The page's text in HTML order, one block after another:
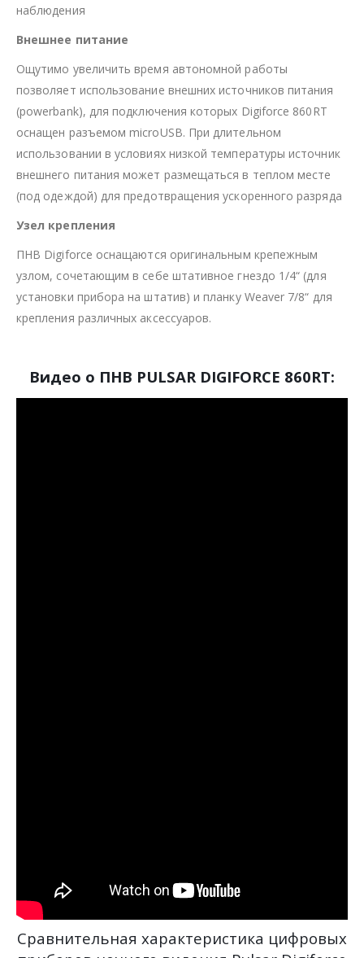
наблюдения
Внешнее питание
Ощутимо увеличить время автономной работы
позволяет использование внешних источников питания
(powerbank), для подключения которых Digiforce 860RT
оснащен разъемом microUSB. При длительном
использовании в условиях низкой температуры источник
внешнего питания может размещаться в теплом месте
(под одеждой) для предотвращения ускоренного разряда
Узел крепления
ПНВ Digiforce оснащаются оригинальным крепежным
узлом, сочетающим в себе штативное гнездо 1/4“ (для
установки прибора на штатив) и планку Weaver 7/8“ для
крепления различных аксессуаров.
Видео о ПНВ PULSAR DIGIFORCE 860RT:
Сравнительная характеристика цифровых